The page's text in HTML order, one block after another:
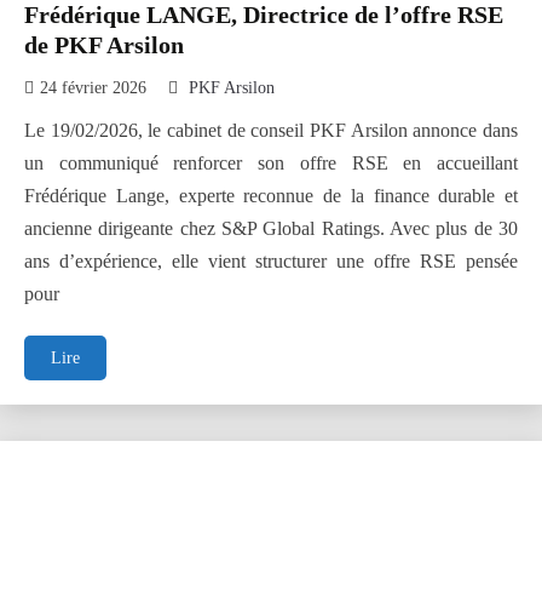
Frédérique LANGE, Directrice de l’offre RSE
de PKF Arsilon
24 février 2026 PKF Arsilon
Le 19/02/2026, le cabinet de conseil PKF Arsilon annonce dans
un communiqué renforcer son offre RSE en accueillant
Frédérique Lange, experte reconnue de la finance durable et
ancienne dirigeante chez S&P Global Ratings. Avec plus de 30
ans d’expérience, elle vient structurer une offre RSE pensée
pour
LireFrédérique
LANGE,
Directrice